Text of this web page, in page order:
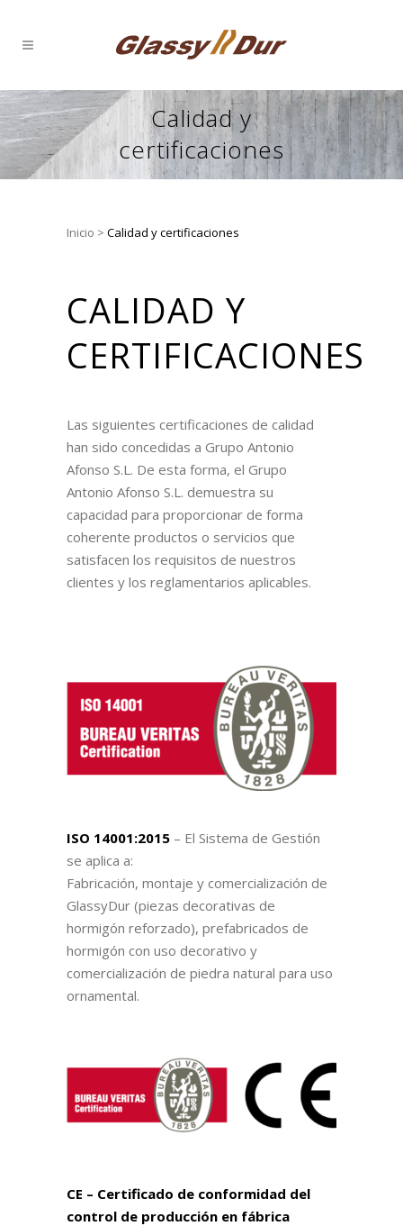
Calidad y
certificaciones
Inicio > Calidad y certificaciones
CALIDAD Y
CERTIFICACIONES
Las siguientes certificaciones de calidad
han sido concedidas a Grupo Antonio
Afonso S.L. De esta forma, el Grupo
Antonio Afonso S.L. demuestra su
capacidad para proporcionar de forma
coherente productos o servicios que
satisfacen los requisitos de nuestros
clientes y los reglamentarios aplicables.
ISO 14001:2015 – El Sistema de Gestión
se aplica a:
Fabricación, montaje y comercialización de
GlassyDur (piezas decorativas de
hormigón reforzado), prefabricados de
hormigón con uso decorativo y
comercialización de piedra natural para uso
ornamental.
CE – Certificado de conformidad del
control de producción en fábrica